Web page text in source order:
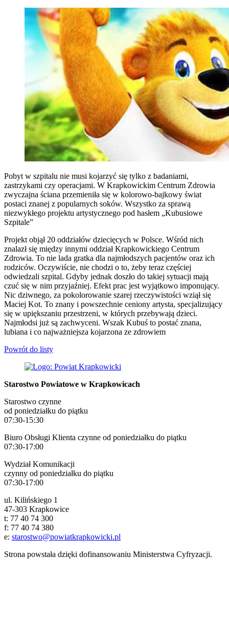
Pobyt w szpitalu nie musi kojarzyć się tylko z badaniami,
zastrzykami czy operacjami. W Krapkowickim Centrum Zdrowia
zwyczajna ściana przemieniła się w kolorowo-bajkowy świat
postaci znanej z popularnych soków. Wszystko za sprawą
niezwykłego projektu artystycznego pod hasłem „Kubusiowe
Szpitale”
Projekt objął 20 oddziałów dziecięcych w Polsce. Wśród nich
znalazł się między innymi oddział Krapkowickiego Centrum
Zdrowia. To nie lada gratka dla najmłodszych pacjentów oraz ich
rodziców. Oczywiście, nie chodzi o to, żeby teraz częściej
odwiedzali szpital. Gdyby jednak doszło do takiej sytuacji mają
czuć się w nim przyjaźniej. Efekt prac jest wyjątkowo imponujący.
Nic dziwnego, za pokolorowanie szarej rzeczywistości wziął się
Maciej Kot. To znany i powszechnie ceniony artysta, specjalizujący
się w upiększaniu przestrzeni, w których przebywają dzieci.
Najmłodsi już są zachwyceni. Wszak Kubuś to postać znana,
lubiana i co najważniejsza kojarzona ze zdrowiem
Powrót do listy
Starostwo Powiatowe w Krapkowicach
Starostwo czynne
od poniedziałku do piątku
07:30-15:30
Biuro Obsługi Klienta czynne od poniedziałku do piątku
07:30-17:00
Wydział Komunikacji
czynny od poniedziałku do piątku
07:30-17:00
ul. Kilińskiego 1
47-303 Krapkowice
t: 77 40 74 300
f: 77 40 74 380
e: starostwo@powiatkrapkowicki.pl
Strona powstała dzięki dofinansowaniu Ministerstwa Cyfryzacji.